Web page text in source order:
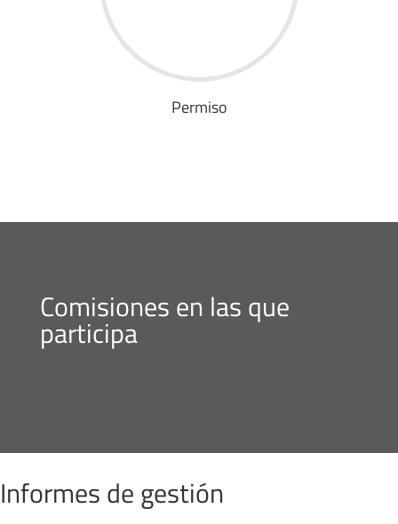
Permiso
Comisiones en las que
participa
Informes de gestión